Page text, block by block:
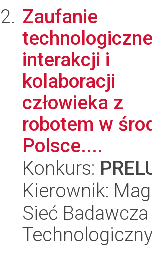
Zaufanie
interakcji i
kolaboracji
człowieka z
robotem w
Polsce....
Konkurs:
Kierownik:
Sieć
Technologiczny